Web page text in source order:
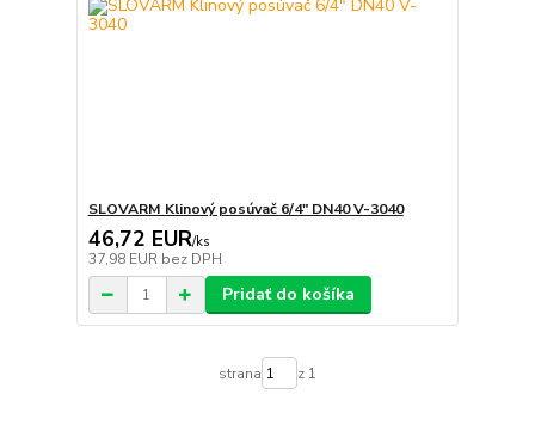
SLOVARM Klinový posúvač 6/4" DN40 V-3040
46,72 EUR/ks
37,98 EUR bez DPH
Pridať do košíka
strana z 1